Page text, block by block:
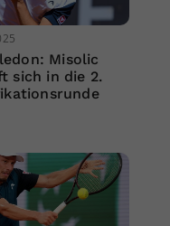
Misolic
sich in die 2.